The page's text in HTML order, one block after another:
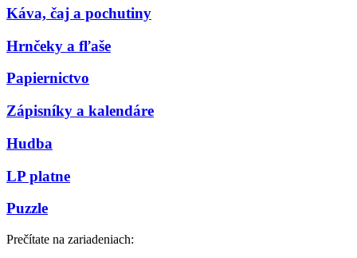
Káva, čaj a pochutiny
Hrnčeky a fľaše
Papiernictvo
Zápisníky a kalendáre
Hudba
LP platne
Puzzle
Prečítate na zariadeniach: